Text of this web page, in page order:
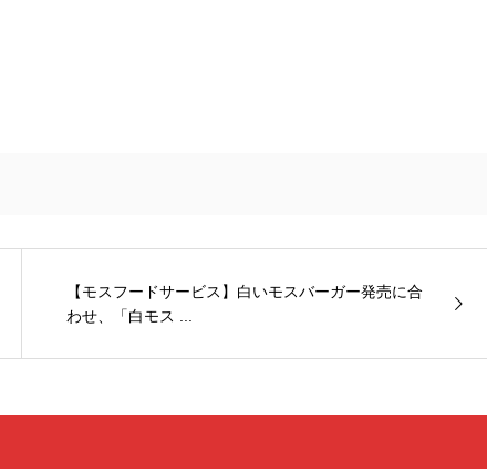
【モスフードサービス】白いモスバーガー発売に合
わせ、「白モス ...